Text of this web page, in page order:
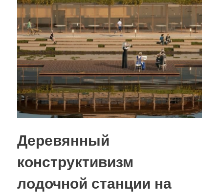
Деревянный
конструктивизм
лодочной станции на